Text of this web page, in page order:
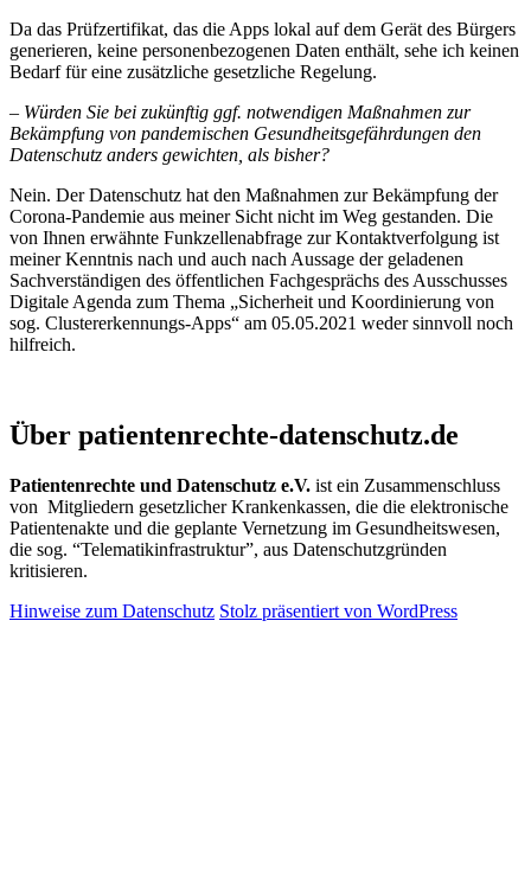
Da das Prüfzertifikat, das die Apps lokal auf dem Gerät des Bürgers
generieren, keine personenbezogenen Daten enthält, sehe ich keinen
Bedarf für eine zusätzliche gesetzliche Regelung.
– Würden Sie bei zukünftig ggf. notwendigen Maßnahmen zur
Bekämpfung von pandemischen Gesundheitsgefährdungen den
Datenschutz anders gewichten, als bisher?
Nein. Der Datenschutz hat den Maßnahmen zur Bekämpfung der
Corona-Pandemie aus meiner Sicht nicht im Weg gestanden. Die
von Ihnen erwähnte Funkzellenabfrage zur Kontaktverfolgung ist
meiner Kenntnis nach und auch nach Aussage der geladenen
Sachverständigen des öffentlichen Fachgesprächs des Ausschusses
Digitale Agenda zum Thema „Sicherheit und Koordinierung von
sog. Clustererkennungs-Apps“ am 05.05.2021 weder sinnvoll noch
hilfreich.
Patientenrechte und Datenschutz e.V.
Über patientenrechte-datenschutz.de
Patientenrechte und Datenschutz e.V. ist ein Zusammenschluss
von Mitgliedern gesetzlicher Krankenkassen, die die elektronische
Patientenakte und die geplante Vernetzung im Gesundheitswesen,
die sog. “Telematikinfrastruktur”, aus Datenschutzgründen
kritisieren.
Hinweise zum Datenschutz Stolz präsentiert von WordPress